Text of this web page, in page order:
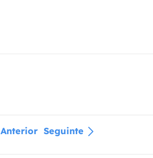
Anterior Seguinte